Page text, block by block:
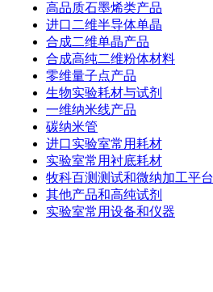
高品质石墨烯类产品
进口二维半导体单晶
合成二维单晶产品
合成高纯二维粉体材料
零维量子点产品
生物实验耗材与试剂
一维纳米线产品
碳纳米管
进口实验室常用耗材
实验室常用衬底耗材
牧科百测测试和微纳加工平台
其他产品和高纯试剂
实验室常用设备和仪器